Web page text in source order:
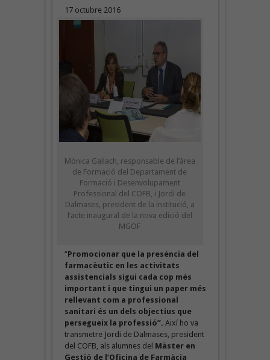
17 octubre 2016
Mònica Gallach, responsable de l’àrea
de Formació del Departament de
Formació i Desenvolupament
Professional del COFB, i Jordi de
Dalmases, president de la institució, a
l’acte inaugural de la nova edició del
MGOF
“Promocionar que la presència del
farmacèutic en les activitats
assistencials sigui cada cop més
important i que tingui un paper més
rellevant com a professional
sanitari és un dels objectius que
persegueix la professió”. Així ho va
transmetre Jordi de Dalmases, president
del COFB, als alumnes del Màster en
Gestió de l’Oficina de Farmàcia